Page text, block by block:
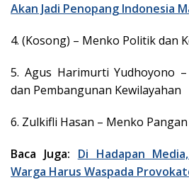
Akan Jadi Penopang Indonesia
4. (Kosong) – Menko Politik dan
5. Agus Harimurti Yudhoyono
dan Pembangunan Kewilayahan
6. Zulkifli Hasan – Menko Pangan
Baca Juga: Di Hadapan
Warga Harus Waspada